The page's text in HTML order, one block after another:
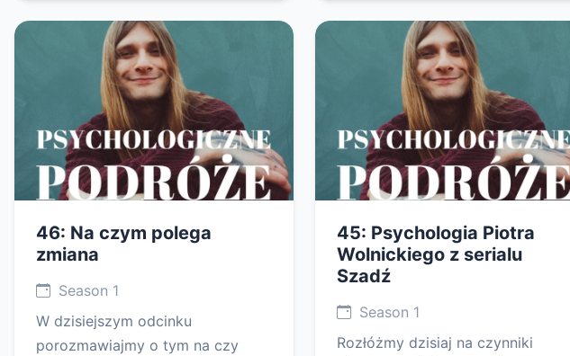
46: Na czym polega
zmiana
Season 1
W dzisiejszym odcinku
porozmawiajmy o tym na czy
45: Psychologia Piotra
Wolnickiego z serialu
Szadź
Season 1
Rozłóżmy dzisiaj na czynniki